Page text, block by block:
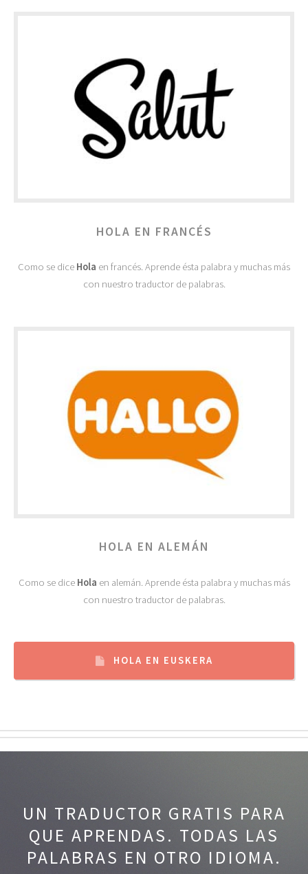
HOLA EN FRANCÉS
Como se dice Hola en francés. Aprende ésta palabra y muchas más
con nuestro traductor de palabras.
HOLA EN ALEMÁN
Como se dice Hola en alemán. Aprende ésta palabra y muchas más
con nuestro traductor de palabras.
HOLA EN EUSKERA
UN TRADUCTOR GRATIS PARA
QUE APRENDAS. TODAS LAS
PALABRAS EN OTRO IDIOMA.